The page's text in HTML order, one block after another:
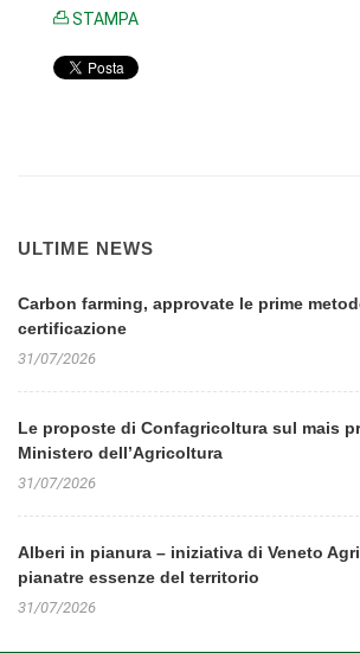
STAMPA
ULTIME NEWS
Carbon farming, approvate le prime
certificazione
31/07/2026
Le proposte di Confagricoltura sul mais
Ministero dell’Agricoltura
31/07/2026
Alberi in pianura – iniziativa di Veneto
pianatre essenze del territorio
31/07/2026